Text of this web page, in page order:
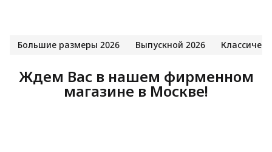
Большие размеры 2026 Выпускной 2026
Ждем Вас в нашем фирменном
магазине в Москве!